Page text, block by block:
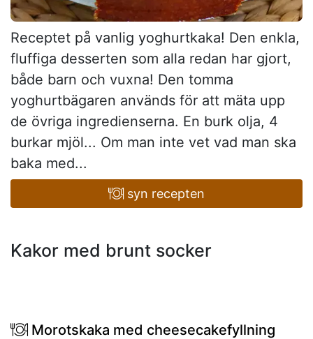
Receptet på vanlig yoghurtkaka! Den enkla,
fluffiga desserten som alla redan har gjort,
både barn och vuxna! Den tomma
yoghurtbägaren används för att mäta upp
de övriga ingredienserna. En burk olja, 4
burkar mjöl... Om man inte vet vad man ska
baka med...
syn recepten
Kakor med brunt socker
Morotskaka med cheesecakefyllning